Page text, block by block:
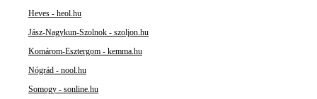
Heves - heol.hu
Jász-Nagykun-Szolnok - szoljon.hu
Komárom-Esztergom - kemma.hu
Nógrád - nool.hu
Somogy - sonline.hu